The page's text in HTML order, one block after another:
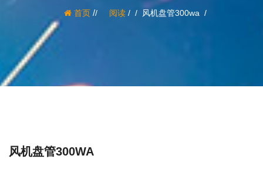
首页/ 阅读/ 风机盘管300wa
风机盘管300WA